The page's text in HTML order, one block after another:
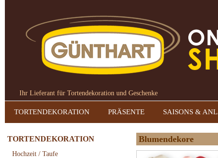
Ihr Lieferant für Tortendekoration und Geschenke
TORTENDEKORATION PRÄSENTE SAISONS &
TORTENDEKORATION
Hochzeit / Taufe
Blumendekore